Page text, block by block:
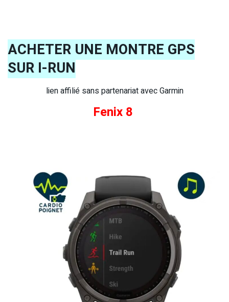
ACHETER UNE MONTRE GPS
SUR I-RUN
lien affilié sans partenariat avec Garmin
Fenix 8